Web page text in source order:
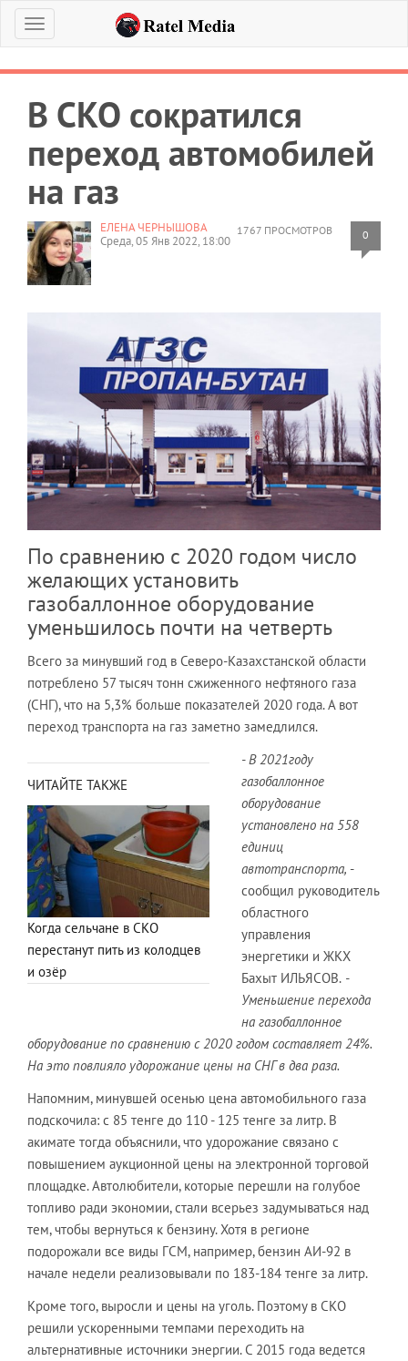
Меню
В СКО сократился
переход автомобилей
на газ
1767 ПРОСМОТРОВ 0
ЕЛЕНА ЧЕРНЫШОВА
Среда, 05 Янв 2022, 18:00
По сравнению с 2020 годом число
желающих установить
газобаллонное оборудование
уменьшилось почти на четверть
Всего за минувший год в Северо-Казахстанской области
потреблено 57 тысяч тонн сжиженного нефтяного газа
(СНГ), что на 5,3% больше показателей 2020 года. А вот
переход транспорта на газ заметно замедлился.
ЧИТАЙТЕ ТАКЖЕ
Когда сельчане в СКО
перестанут пить из колодцев
и озёр
- В 2021году
газобаллонное
оборудование
установлено на 558
единиц
автотранспорта, -
сообщил руководитель
областного
управления
энергетики и ЖКХ
Бахыт ИЛЬЯСОВ. -
Уменьшение перехода
на газобаллонное
оборудование по сравнению с 2020 годом составляет 24%.
На это повлияло удорожание цены на СНГ в два раза.
Напомним, минувшей осенью цена автомобильного газа
подскочила: с 85 тенге до 110 - 125 тенге за литр. В
акимате тогда объяснили, что удорожание связано с
повышением аукционной цены на электронной торговой
площадке. Автолюбители, которые перешли на голубое
топливо ради экономии, стали всерьез задумываться над
тем, чтобы вернуться к бензину. Хотя в регионе
подорожали все виды ГСМ, например, бензин АИ-92 в
начале недели реализовывали по 183-184 тенге за литр.
Кроме того, выросли и цены на уголь. Поэтому в СКО
решили ускоренными темпами переходить на
альтернативные источники энергии. С 2015 года ведется